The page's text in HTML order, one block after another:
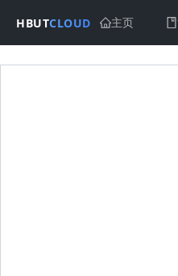
HBUTCLOUD 主页